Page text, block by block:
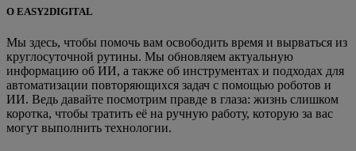
О EASY2DIGITAL
Мы здесь, чтобы помочь вам освободить время и вырваться из
круглосуточной рутины. Мы обновляем актуальную
информацию об ИИ, а также об инструментах и подходах для
автоматизации повторяющихся задач с помощью роботов и
ИИ. Ведь давайте посмотрим правде в глаза: жизнь слишком
коротка, чтобы тратить её на ручную работу, которую за вас
могут выполнить технологии.